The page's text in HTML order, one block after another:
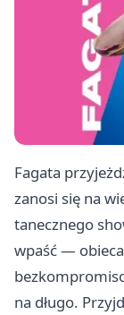
Fagata
zanosi się na
tanecznego
wpaść —
na długo.